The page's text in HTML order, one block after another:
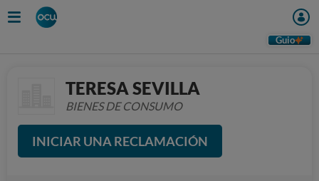
Guio
TERESA SEVILLA
BIENES DE CONSUMO
INICIAR UNA RECLAMACIÓN